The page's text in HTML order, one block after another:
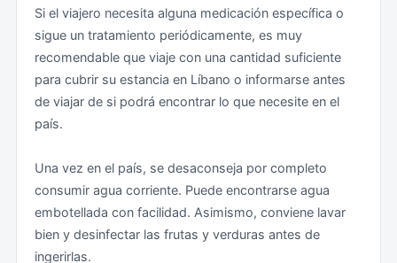
vehículos de particulares). Por ello, se desaconseja el
uso de estos vehículos que funcionan de forma
irregular en cualquier lugar, incluido el aeropuerto de
Beirut. Para atender las necesidades de transporte,
existen taxis oficiales pertenecientes a compañías
conocidas, físicas o a través de aplicaciones móvil,
servicios también pueden contratarse en hoteles,
restaurantes o en cualquier otro establecimiento de
confianza.
Optar por un sello de entrada de la Seguridad General
libanesa directamente en el aeropuerto de Beirut si
cumplen con las condiciones de entrada. Este sello es
gratuito y válido exclusivamente durante un mes
desde su llegada al aeropuerto Internacional Rafik
Hariri de Beirut.
Los titulares de documentos de viaje de refugiado,
protección subsidiaria y apátrida expedidos por
España deberán obtener previamente un visado en la
Embajada del Líbano en Madrid, no siendo posible su
obtención a la llegada al Líbano.
Si el viajero necesita alguna medicación específica o
sigue un tratamiento periódicamente, es muy
recomendable que viaje con una cantidad suficiente
para cubrir su estancia en Líbano o informarse antes
de viajar de si podrá encontrar lo que necesite en el
país.
Una vez en el país, se desaconseja por completo
consumir agua corriente. Puede encontrarse agua
embotellada con facilidad. Asimismo, conviene lavar
bien y desinfectar las frutas y verduras antes de
ingerirlas.